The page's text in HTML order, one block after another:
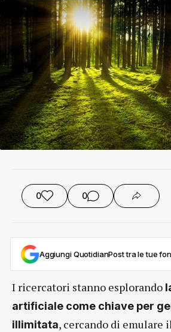
0 0
Aggiungi QuotidianPost tra le tue
I ricercatori stanno esplorando
artificiale come chiave per
illimitata, cercando di emulare